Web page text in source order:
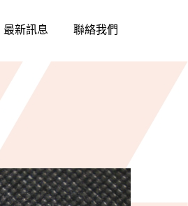
最新訊息 聯絡我們